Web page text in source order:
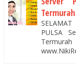
Termurah
PULSA